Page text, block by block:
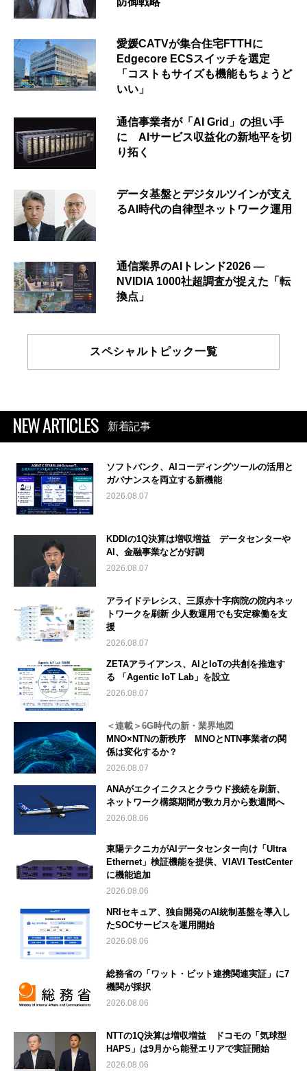
愛媛CATVが集合住宅FTTHに
Edgecore ECSスイッチを選定
「コストもサイズも機能もちょうど
いい」
通信事業者が「AI Grid」の担い手
に AIサービス収益化の新地平を切
り拓く
データ基盤とデジタルツインが支え
るAI時代の自律型ネットワーク運用
通信業界のAIトレンド2026 ―
NVIDIA 1000社超調査が捉えた「転
換点」
スペシャルトピック一覧
NEW ARTICLES 新着記事
ソフトバンク、AIコーディングツールの活用と
ガバナンスを両立する新機能
2026.08.07
KDDIの1Q決算は増収増益 データセンターや
AI、金融事業などが好調
2026.08.07
アライドテレシス、三原赤十字病院の院内ネッ
トワークを刷新 少人数運用でも安定稼働を支
援
2026.08.07
ZETAアライアンス、AIとIoTの共創を推進す
る 「Agentic IoT Lab」を設立
2026.08.07
＜連載＞6G時代の新・業界地図
MNO×NTNの新秩序 MNOとNTN事業者の関
係は変化するか？
2026.08.07
ANAがエクイニクスとクラウド接続を刷新、
ネットワーク構築期間が数カ月から数週間へ
2026.08.06
東陽テクニカがAIデータセンター向け「Ultra
Ethernet」検証機能を提供、VIAVI TestCenter
に機能追加
2026.08.06
NRIセキュア、独自開発のAI統制基盤を導入し
たSOCサービスを運用開始
2026.08.06
総務省の「ワット・ビット連携関連実証」に7
機関が採択
2026.08.06
NTTの1Q決算は増収増益 ドコモの「気球型
HAPS」は9月から能登エリアで実証開始
2026.08.06